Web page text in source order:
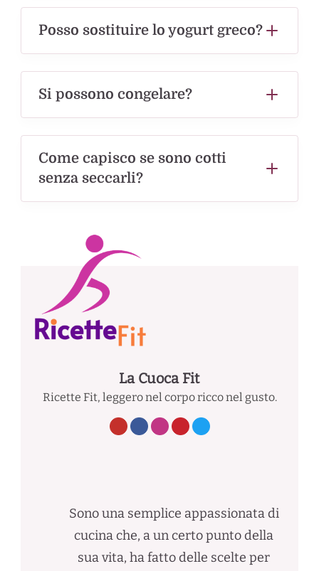
Posso sostituire lo yogurt greco?
Si possono congelare?
Come capisco se sono cotti
senza seccarli?
La Cuoca Fit
Ricette Fit, leggero nel corpo ricco nel gusto.
Sono una semplice appassionata di
cucina che, a un certo punto della
sua vita, ha fatto delle scelte per